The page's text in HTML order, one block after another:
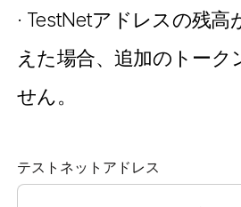
· TestNetアドレスの残高
えた場合、追加のトーク
せん。
テストネットアドレス